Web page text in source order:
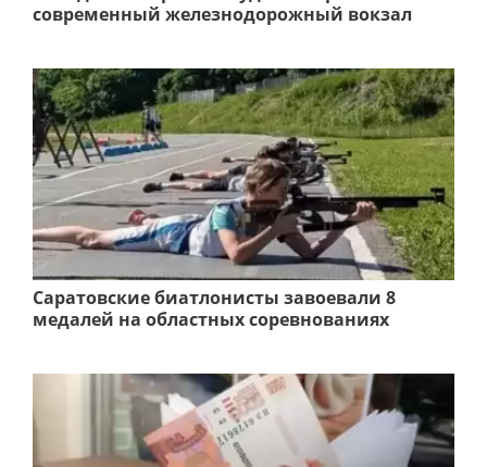
современный железнодорожный вокзал
Саратовские биатлонисты завоевали 8
медалей на областных соревнованиях